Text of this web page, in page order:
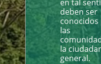
en tal
deben ser
las
la
general.